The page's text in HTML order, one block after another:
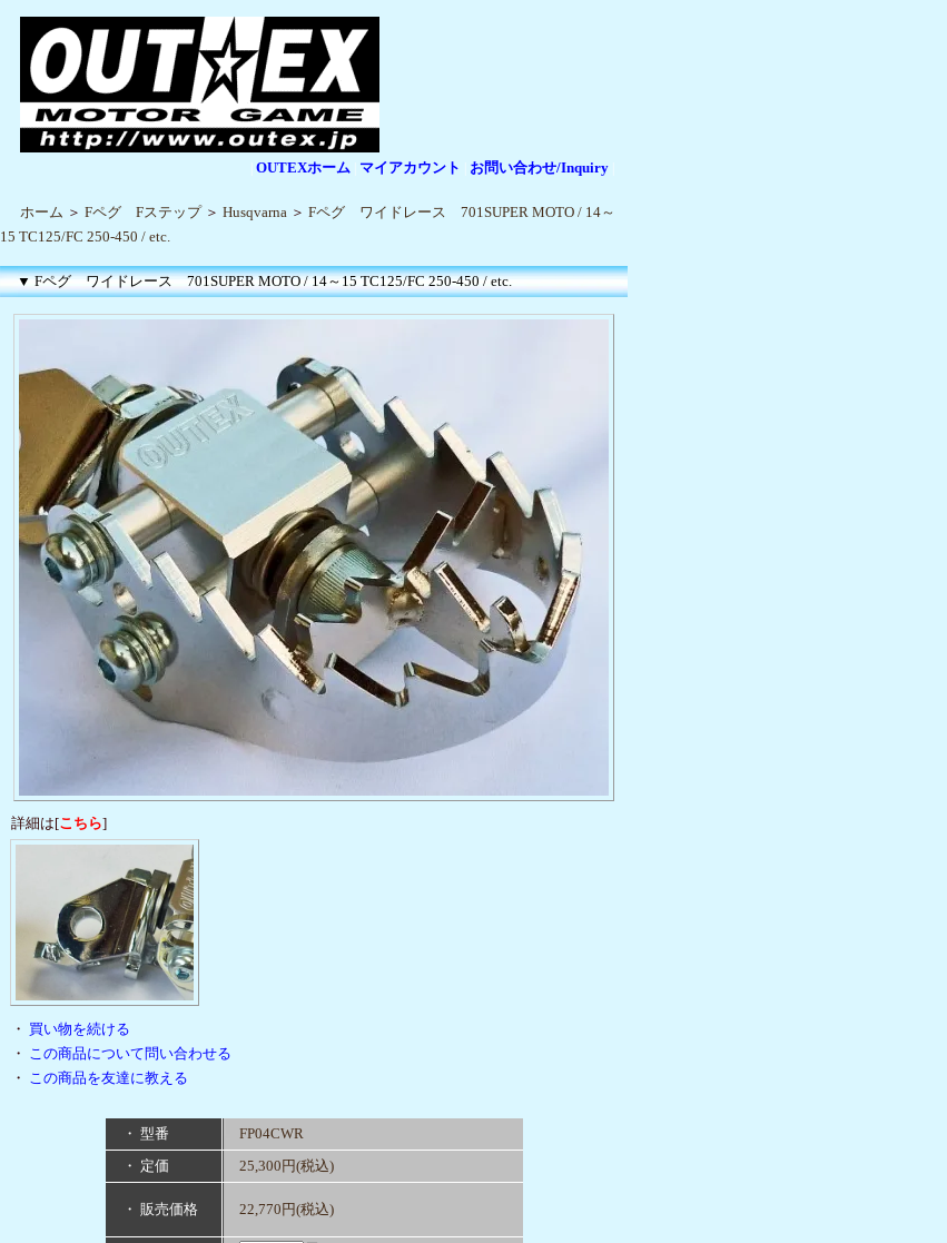
OUTEXホーム マイアカウント お問い合わせ/Inquiry
ホーム ＞ Fペグ Fステップ＞ Husqvarna ＞ Fペグ ワイドレース 701SUPER MOTO / 14～
15 TC125/FC 250-450 / etc.
▼ Fペグ ワイドレース 701SUPER MOTO / 14～15 TC125/FC 250-450 / etc.
詳細は[こちら]
・ 買い物を続ける
・ この商品について問い合わせる
・ この商品を友達に教える
・ 型番
FP04CWR
・ 定価
25,300円(税込)
・ 販売価格 22,770円(税込)